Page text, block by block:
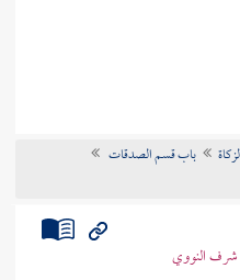
باب قسم الصدقات
شرف النووي